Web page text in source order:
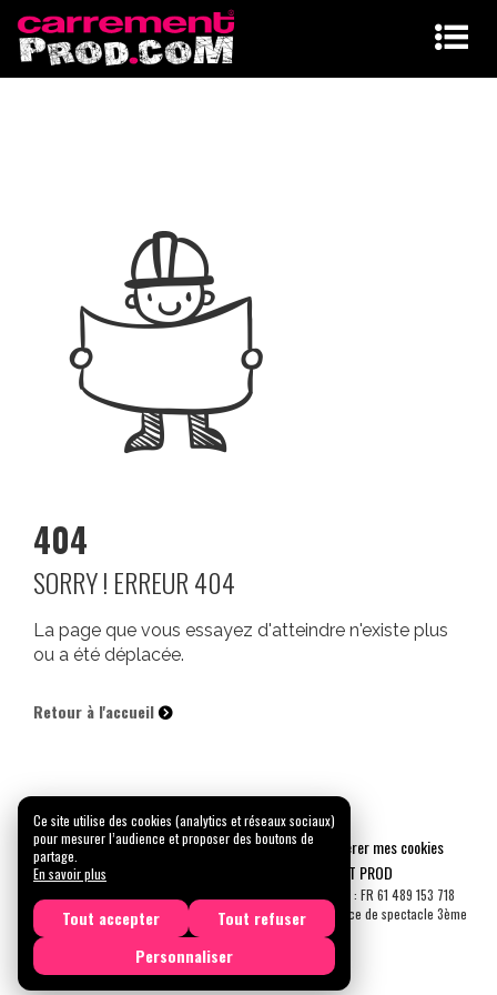
404
SORRY ! ERREUR 404
La page que vous essayez d'atteindre n'existe plus
ou a été déplacée.
Retour à l'accueil
Mentions légales Confidentialité
Gérer mes cookies
Tous droits réservés © 2026 |
CARREMENT PROD
N° SIRET : 489 153 718 00031 - APE : 9001 Z - N° TVA Int. : FR 61 489 153 718
Licence de spectacle 2ème catégorie N°2-1048153 - Licence de spectacle 3ème
catégorie N°3-1048152
Ce site utilise des cookies (analytics et réseaux sociaux)
pour mesurer l’audience et proposer des boutons de
partage.
En savoir plus
Tout accepter
Tout refuser
Personnaliser